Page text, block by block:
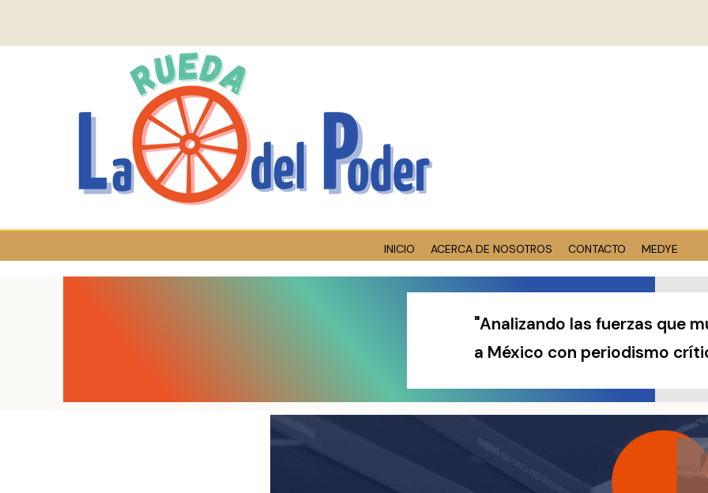
INICIO ACERCA DE NOSOTROS CONTACTO MEDYE
"Analizando las fuerzas que
a México con periodismo